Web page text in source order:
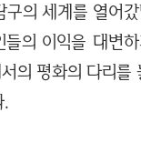
의 세계를 열어
의 이익을 대변
의 평화의 다리
.